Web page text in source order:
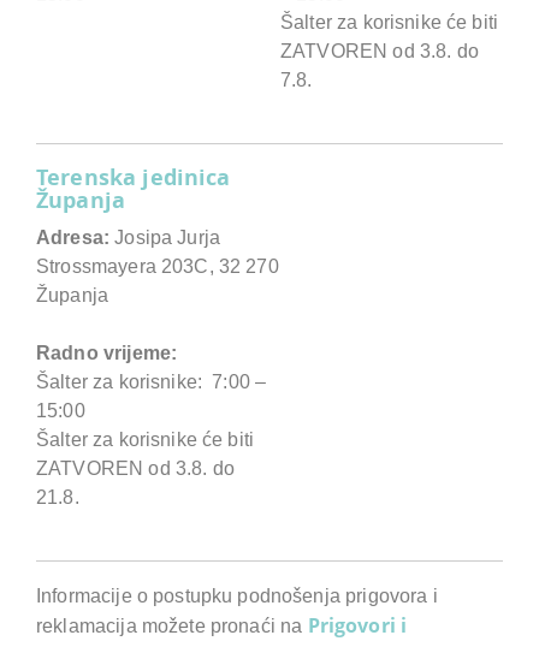
Šalter za korisnike će biti
ZATVOREN od 3.8. do
7.8.
Terenska jedinica
Županja
Adresa: Josipa Jurja
Strossmayera 203C, 32 270
Županja
Radno vrijeme:
Šalter za korisnike: 7:00 –
15:00
Šalter za korisnike će biti
ZATVOREN od 3.8. do
21.8.
Informacije o postupku podnošenja prigovora i
reklamacija možete pronaći na Prigovori i